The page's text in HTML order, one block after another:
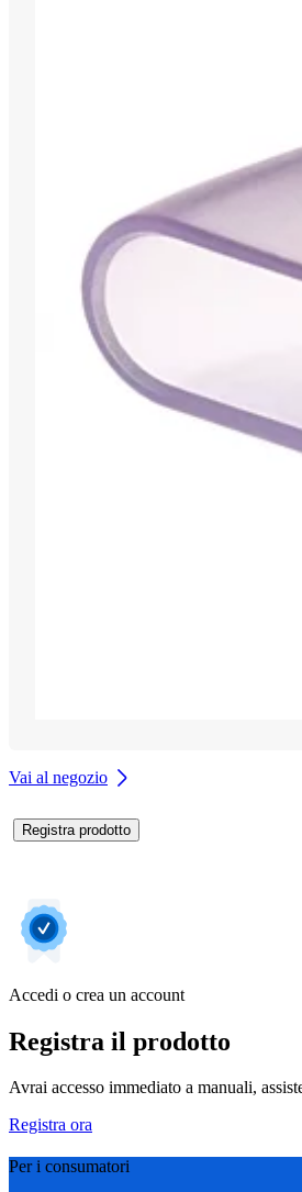
Vai al negozio
Registra prodotto
Accedi o crea un account
Registra il prodotto
Avrai accesso immediato a manuali,
Registra ora
Per i consumatori